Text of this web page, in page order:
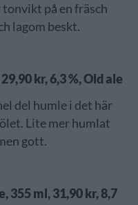
på en fräsch
lagom beskt.
kr, 6,3 %, Old ale
del humle i det här
Lite mer humlat
gott.
355 ml, 31,90 kr, 8,7